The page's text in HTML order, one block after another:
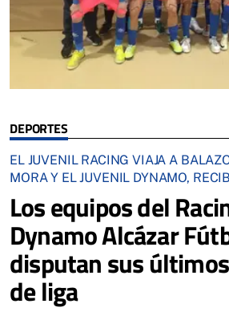
DEPORTES
EL JUVENIL RACING VIAJA A
MORA Y EL JUVENIL DYNAMO,
Los equipos del
Dynamo Alcázar
disputan sus
de liga